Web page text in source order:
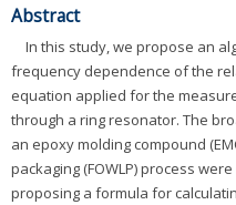
Abstract
In this study, we propose an
frequency dependence of the
equation applied for the
through a ring resonator. The
an epoxy molding compound
packaging (FOWLP) process
proposing a formula for